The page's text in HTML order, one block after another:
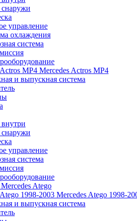
снаружи
управление
охлаждения
система
Mercedes Actros MP4
и выпускная система
снаружи
управление
система
Mercedes Atego
Mercedes Atego 1998-
и выпускная система